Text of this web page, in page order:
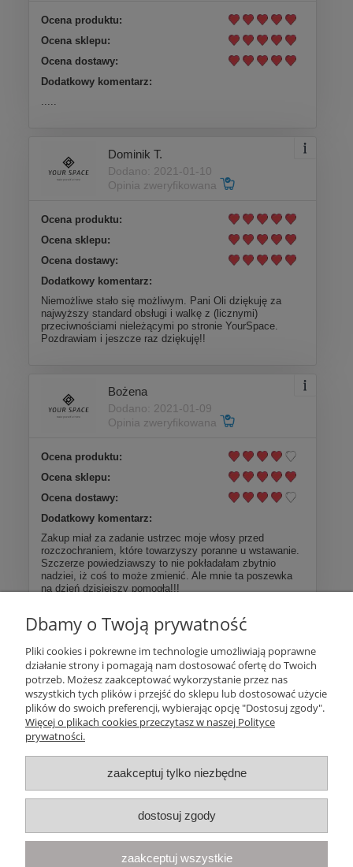
Ocena produktu:
Ocena sklepu:
Ocena dostawy:
Dodatkowy komentarz:
.....
Dominik T.
Dodano: 2021-01-10
Opinia zweryfikowana
Ocena produktu:
Ocena sklepu:
Ocena dostawy:
Dodatkowy komentarz:
Niemożliwe stało się możliwym. Pani Oli dziękuję za
najwyższy standard obsługi i walkę z (licznymi)
przeciwnościami nieleżącymi po stronie YourSpace.
Pozdrawiam i jeszcze raz dziękuję!!
Bożena
Dodano: 2021-01-09
Opinia zweryfikowana
Ocena produktu:
Ocena sklepu:
Ocena dostawy:
Dodatkowy komentarz:
Zakup miał za zadanie ustrzec moje włosy przed
rozczochraniem, które towarzyszy poranne u wstawanie.
Szczerze powiedziawszy to nie pokładałam zbytnio
nadziei, iż coś to może zmienić. Ale mnie ta poszewka
na dzień dzisiejszy pomogła!!!
Więcej opinii
Pomoc
Moje konto
Płatności i dostawa
Informacje
O nas
Dbamy o Twoją prywatność
Pliki cookies i pokrewne im technologie umożliwiają poprawne
działanie strony i pomagają nam dostosować ofertę do Twoich
potrzeb. Możesz zaakceptować wykorzystanie przez nas
wszystkich tych plików i przejść do sklepu lub dostosować użycie
plików do swoich preferencji, wybierając opcję "Dostosuj zgody".
Więcej o plikach cookies przeczytasz w naszej Polityce
prywatności.
zaakceptuj tylko niezbędne
dostosuj zgody
zaakceptuj wszystkie